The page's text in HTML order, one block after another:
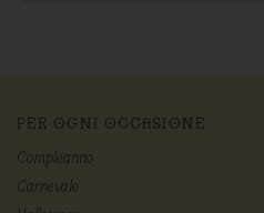
PER OGNI OCCASIONE
Compleanno
Carnevale